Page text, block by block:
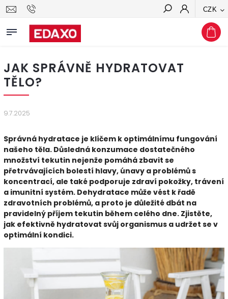
CZK
Hledat
JAK SPRÁVNĚ HYDRATOVAT
TĚLO?
9.7.2025
Správná hydratace je klíčem k optimálnímu fungování
našeho těla. Důsledná konzumace dostatečného
množství tekutin nejenže pomáhá zbavit se
přetrvávajících bolestí hlavy, únavy a problémů s
koncentrací, ale také podporuje zdraví pokožky, trávení
a imunitní systém. Dehydratace může vést k řadě
zdravotních problémů, a proto je důležité dbát na
pravidelný příjem tekutin během celého dne. Zjistěte,
jak efektivně hydratovat svůj organismus a udržet se v
optimální kondici.